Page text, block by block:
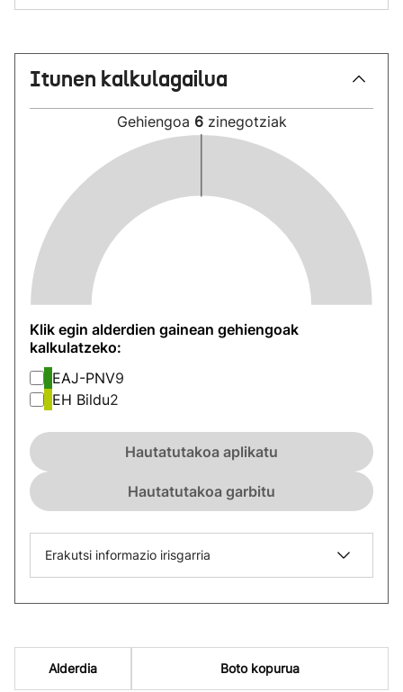
Itunen kalkulagailua
Gehiengoa 6 zinegotziak
Klik egin alderdien gainean gehiengoak
kalkulatzeko:
EAJ-PNV9
EH Bildu2
Hautatutakoa aplikatu
Hautatutakoa garbitu
Erakutsi informazio irisgarria
Alderdia Boto kopurua